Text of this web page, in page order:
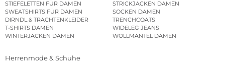
STIEFELETTEN FÜR DAMEN
STRICKJACKEN DAMEN
SWEATSHIRTS FÜR DAMEN
SOCKEN DAMEN
DIRNDL & TRACHTENKLEIDER
TRENCHCOATS
T-SHIRTS DAMEN
WIDELEG JEANS
WINTERJACKEN DAMEN
WOLLMÄNTEL DAMEN
Herrenmode & Schuhe